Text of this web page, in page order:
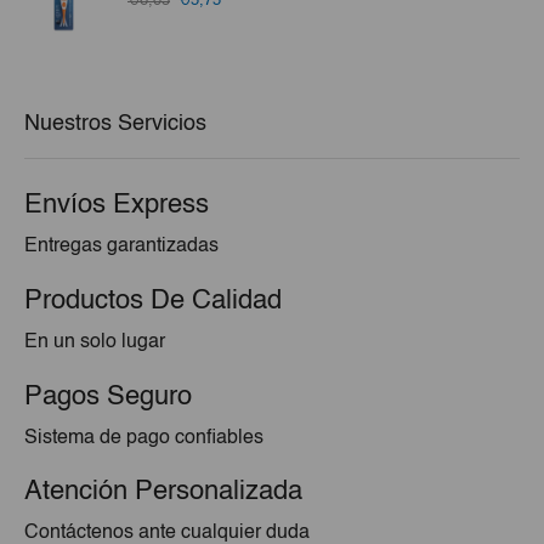
Nuestros Servicios
Envíos Express
Entregas garantizadas
Productos De Calidad
En un solo lugar
Pagos Seguro
Sistema de pago confiables
Atención Personalizada
Contáctenos ante cualquier duda